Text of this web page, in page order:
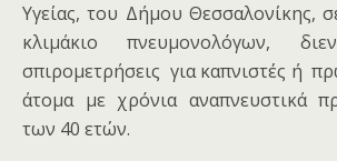
Υγείας, του Δήμου Θεσσαλονίκης,
κλιμάκιο πνευμονολόγων,
σπιρομετρήσεις για καπνιστές ή
άτομα με χρόνια αναπνευστικά
των 40 ετών.